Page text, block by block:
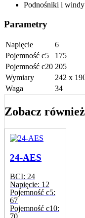
Podnośniki i
Parametry
Napięcie
6
Pojemność c5
175
Pojemność c20 205
Wymiary
242 x
Waga
34
Zobacz
24-AES
BCI: 24
Napięcie: 12
Pojemność c5:
67
Pojemność c10:
70